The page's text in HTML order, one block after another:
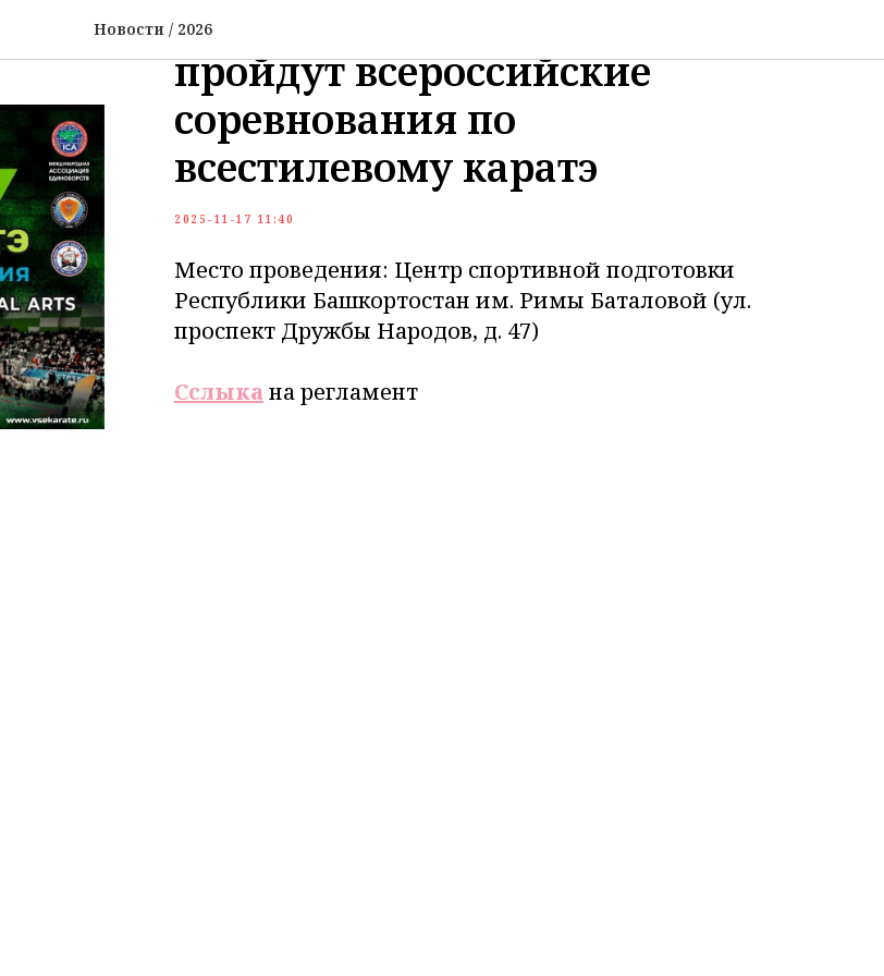
Новости / 2026С 18 по 22 декабря в Уфе
пройдут всероссийские
соревнования по
всестилевому каратэ
2025-11-17 11:40
Место проведения: Центр спортивной подготовки
Республики Башкортостан им. Римы Баталовой (ул.
проспект Дружбы Народов, д. 47)
Сслыкана регламент